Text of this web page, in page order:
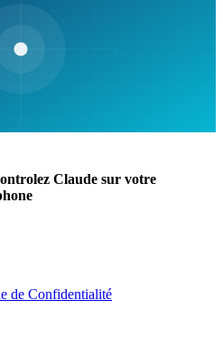
Claude sur votre
de Confidentialité